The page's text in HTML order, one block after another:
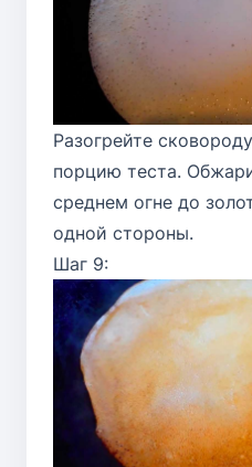
Разогрейте
порцию теста.
среднем огне до
одной стороны.
Шаг 9: